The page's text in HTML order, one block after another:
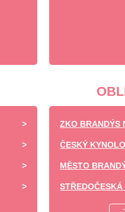
ZKO BRANDÝS
ČESKÝ
MĚSTO
DAISY OF